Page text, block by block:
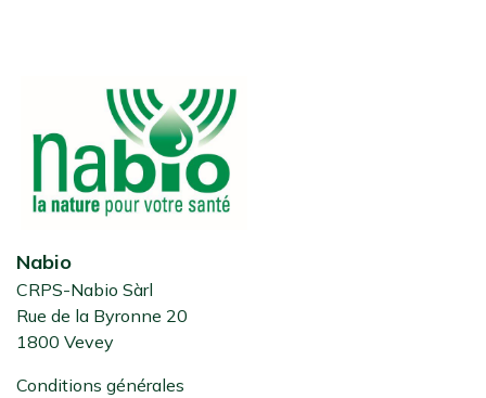
Nabio
CRPS-Nabio Sàrl
Rue de la Byronne 20
1800 Vevey
Conditions générales